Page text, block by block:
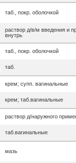
таб., покр. оболочкой
раствор д/в/м введения и
внутрь
таб., покр. оболочкой
таб.
крем; супп. вагинальные
крем; таб.вагинальные
раствор д/наружного
таб.вагинальные
мазь